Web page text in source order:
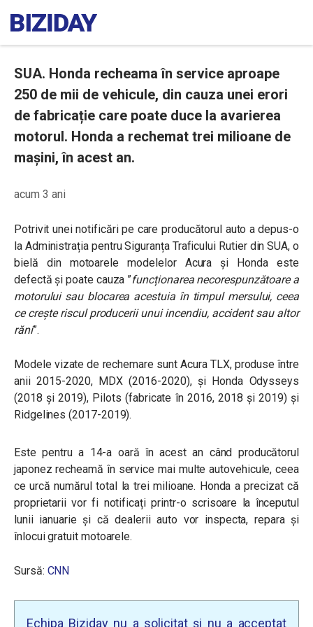
SUA. Honda recheama în service aproape
250 de mii de vehicule, din cauza unei erori
de fabricație care poate duce la avarierea
motorul. Honda a rechemat trei milioane de
mașini, în acest an.
acum 3 ani
Potrivit unei notificări pe care producătorul auto a depus-o
la Administrația pentru Siguranța Traficului Rutier din SUA, o
bielă din motoarele modelelor Acura și Honda este
defectă și poate cauza ”funcționarea necorespunzătoare a
motorului sau blocarea acestuia în timpul mersului, ceea
ce crește riscul producerii unui incendiu, accident sau altor
răni”.
Modele vizate de rechemare sunt Acura TLX, produse între
anii 2015-2020, MDX (2016-2020), și Honda Odysseys
(2018 și 2019), Pilots (fabricate în 2016, 2018 și 2019) și
Ridgelines (2017-2019).
Este pentru a 14-a oară în acest an când producătorul
japonez recheamă în service mai multe autovehicule, ceea
ce urcă numărul total la trei milioane. Honda a precizat că
proprietarii vor fi notificați printr-o scrisoare la începutul
lunii ianuarie și că dealerii auto vor inspecta, repara și
înlocui gratuit motoarele.
Sursă: CNN
Echipa Biziday nu a solicitat și nu a acceptat